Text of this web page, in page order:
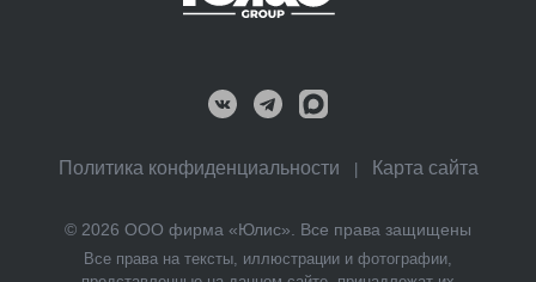
© 2026 ООО фирма «Юлис». Все права защищены
Все права на тексты, иллюстрации и фотографии,
Политика конфиденциальности Карта сайта